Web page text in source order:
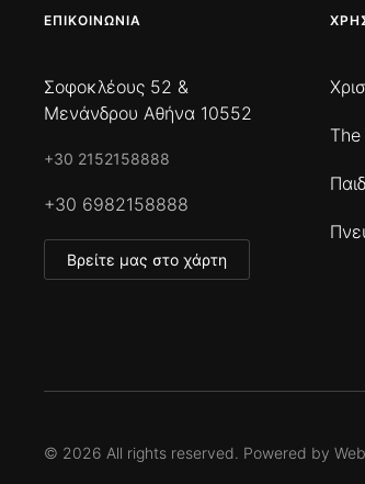
ΕΠΙΚΟΙΝΩΝΊΑ
Σοφοκλέους 52 &
Μενάνδρου Αθήνα 10552
+30 2152158888
+30 6982158888
Βρείτε μας στο χάρτη
© 2026 All rights reserved. Powered by